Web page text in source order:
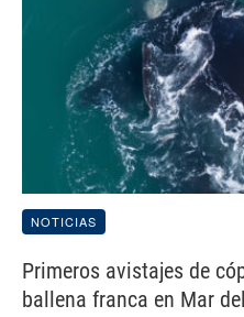
NOTICIAS
Primeros avistajes de
ballena franca en Mar